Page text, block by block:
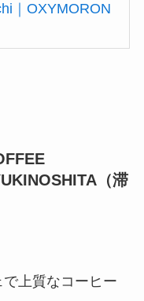
｜OXYMORON
（滞
上質なコーヒー